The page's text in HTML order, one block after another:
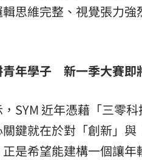
思維完整、視覺張力
青年學子 新一季大賽即
SYM 近年憑藉「三零
鍵就在於對「創新」
是希望能建構一個讓